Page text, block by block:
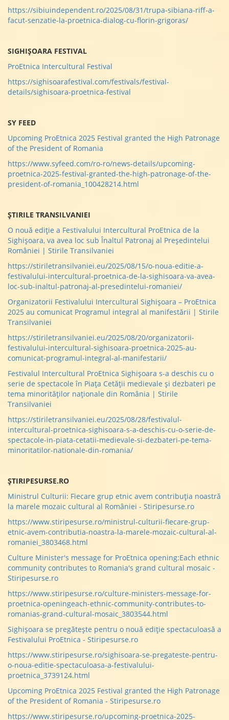
https://sibiuindependent.ro/2025/08/31/trupa-sibiana-riff-a-
facut-senzatie-la-proetnica-dialog-cu-florin-grigoras/
SIGHIȘOARA FESTIVAL
ProEtnica Intercultural Festival
https://sighisoarafestival.com/festivals/festival-
details/sighisoara-proetnica-festival
SY FEED
Upcoming ProEtnica 2025 Festival granted the High Patronage
of the President of Romania
https://www.syfeed.com/ro-ro/news-details/upcoming-
proetnica-2025-festival-granted-the-high-patronage-of-the-
president-of-romania_100428214.html
ȘTIRILE TRANSILVANIEI
O nouă ediție a Festivalului Intercultural ProEtnica de la
Sighișoara, va avea loc sub Înaltul Patronaj al Președintelui
României | Stirile Transilvaniei
https://stiriletransilvaniei.eu/2025/08/15/o-noua-editie-a-
festivalului-intercultural-proetnica-de-la-sighisoara-va-avea-
loc-sub-inaltul-patronaj-al-presedintelui-romaniei/
Organizatorii Festivalului Intercultural Sighișoara – ProEtnica
2025 au comunicat Programul integral al manifestării | Stirile
Transilvaniei
https://stiriletransilvaniei.eu/2025/08/20/organizatorii-
festivalului-intercultural-sighisoara-proetnica-2025-au-
comunicat-programul-integral-al-manifestarii/
Festivalul Intercultural ProEtnica Sighișoara s-a deschis cu o
serie de spectacole în Piața Cetății medievale și dezbateri pe
tema minorităților naționale din România | Stirile
Transilvaniei
https://stiriletransilvaniei.eu/2025/08/28/festivalul-
intercultural-proetnica-sighisoara-s-a-deschis-cu-o-serie-de-
spectacole-in-piata-cetatii-medievale-si-dezbateri-pe-tema-
minoritatilor-nationale-din-romania/
ȘTIRIPESURSE.RO
Ministrul Culturii: Fiecare grup etnic avem contribuţia noastră
la marele mozaic cultural al României - Stiripesurse.ro
https://www.stiripesurse.ro/ministrul-culturii-fiecare-grup-
etnic-avem-contributia-noastra-la-marele-mozaic-cultural-al-
romaniei_3803468.html
Culture Minister's message for ProEtnica opening:Each ethnic
community contributes to Romania's grand cultural mosaic -
Stiripesurse.ro
https://www.stiripesurse.ro/culture-ministers-message-for-
proetnica-openingeach-ethnic-community-contributes-to-
romanias-grand-cultural-mosaic_3803544.html
Sighișoara se pregătește pentru o nouă ediție spectaculoasă a
Festivalului ProEtnica - Stiripesurse.ro
https://www.stiripesurse.ro/sighisoara-se-pregateste-pentru-
o-noua-editie-spectaculoasa-a-festivalului-
proetnica_3739124.html
Upcoming ProEtnica 2025 Festival granted the High Patronage
of the President of Romania - Stiripesurse.ro
https://www.stiripesurse.ro/upcoming-proetnica-2025-